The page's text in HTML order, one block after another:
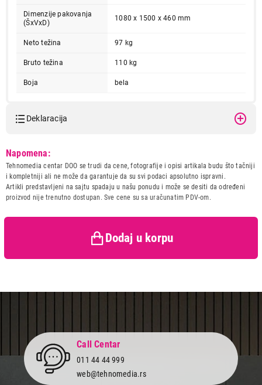
Dimenzije pakovanja
(ŠxVxD)
1080 x 1500 x 460 mm
Neto težina 97 kg
Bruto težina 110 kg
Boja bela
Deklaracija
Naziv i vrsta robe:
KLIMA
Uvoznik:
ERG doo
Zemlja porekla:
Kina
kupaca po osnovu zakona o
Napomena:
Tehnomedia centar DOO se trudi da cene, fotografije i opisi artikala budu što tačniji
i kompletniji ali ne može da garantuje da su svi podaci apsolutno ispravni.
Artikli predstavljeni na sajtu spadaju u našu ponudu i može se desiti da određeni
proizvod nije trenutno dostupan. Sve cene su sa uračunatim PDV-om.
Dodaj u korpu
189.990,00
Proizvod je dodat u korpu.
Ukupno u korpi:
Nastavi kupovinu
Završi kupovinu
Call Centar
011 44 44 999
web@tehnomedia.rs